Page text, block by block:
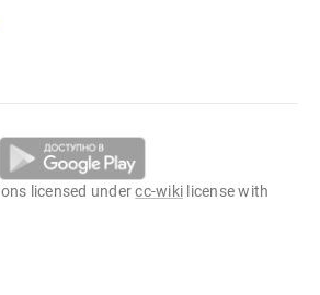
licensed undercc-wiki license with